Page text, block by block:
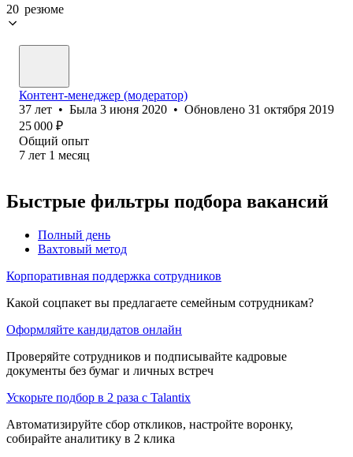
20 резюме
Контент-менеджер (модератор)
37 лет • Была 3 июня 2020 • Обновлено 31 октября 2019
25 000 ₽
Общий опыт
7 лет 1 месяц
Быстрые фильтры подбора вакансий
Полный день
Вахтовый метод
Корпоративная поддержка сотрудников
Какой соцпакет вы предлагаете семейным сотрудникам?
Оформляйте кандидатов онлайн
Проверяйте сотрудников и подписывайте кадровые
документы без бумаг и личных встреч
Ускорьте подбор в 2 раза с Talantix
Автоматизируйте сбор откликов, настройте воронку,
собирайте аналитику в 2 клика